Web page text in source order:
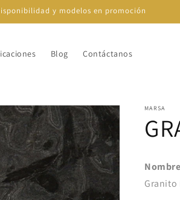
y modelos en promoción
Blog Contáctanos
MARSA
Granito